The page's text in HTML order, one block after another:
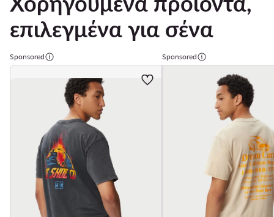
επιλεγμένα για σένα
Sponsored Sponsored